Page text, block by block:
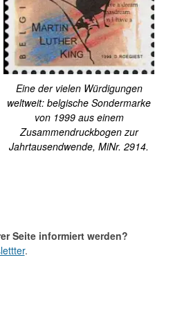
Eine der vielen Würdigungen
weltweit: belgische Sondermarke
von 1999 aus einem
Zusammendruckbogen zur
Jahrtausendwende, MiNr. 2914.
Seite informiert werden?
.